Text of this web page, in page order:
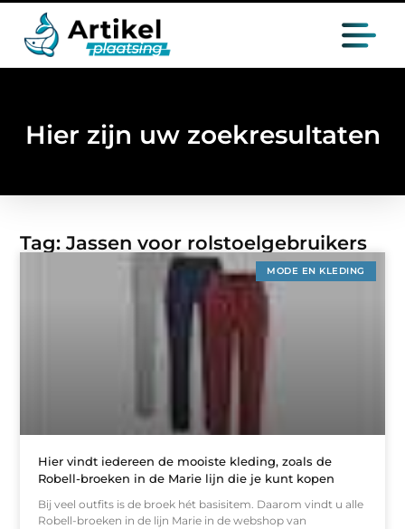
Hier zijn uw zoekresultaten
Tag: Jassen voor rolstoelgebruikers
MODE EN KLEDING
Hier vindt iedereen de mooiste kleding, zoals de
Robell-broeken in de Marie lijn die je kunt kopen
Bij veel outfits is de broek hét basisitem. Daarom vindt u alle
Robell-broeken in de lijn Marie in de webshop van